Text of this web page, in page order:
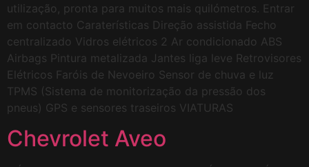
utilização, pronta para muitos mais quilómetros. Entrar
em contacto Caraterísticas Direção assistida Fecho
centralizado Vidros elétricos 2 Ar condicionado ABS
Airbags Pintura metalizada Jantes liga leve Retrovisores
Elétricos Faróis de Nevoeiro Sensor de chuva e luz
TPMS (Sistema de monitorização da pressão dos
pneus) GPS e sensores traseiros VIATURAS
Chevrolet Aveo